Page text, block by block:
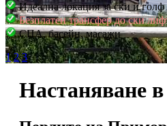
Идеална локация за ски и голф
Безплатен трансфер до ски
СПА, басейн, масажи
1 2 3
Настаняване